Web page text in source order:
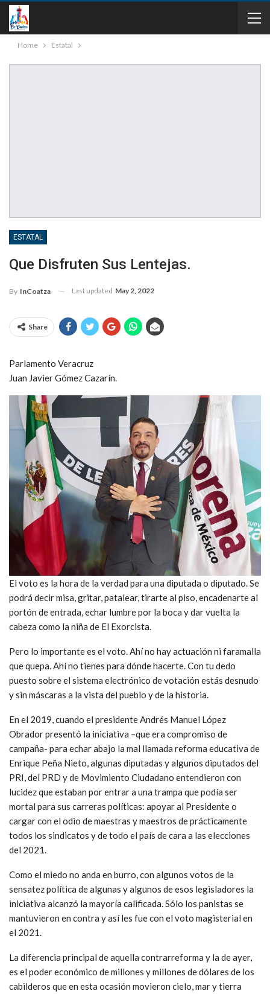
Home Estatal
ESTATAL
Que Disfruten Sus Lentejas.
By InCoatza Last updated May 2, 2022
Share
Parlamento Veracruz
Juan Javier Gómez Cazarín.
El voto es la hora de la verdad para una diputada o diputado. Se
podrá decir misa, gritar, patalear, tirarte al piso, encadenarte al
portón de entrada, echar lumbre por la boca y dar vuelta la
cabeza como la niña de El Exorcista.
Pero lo importante es el voto. Ahí no hay actuación ni faramalla
que quepa. Ahí no tienes para dónde hacerte. Con tu dedo
puesto sobre el sistema electrónico de votación estás desnudo
y sin máscaras a la vista del pueblo y de la historia.
En el 2019, cuando el presidente Andrés Manuel López
Obrador presentó la iniciativa –que era compromiso de
campaña- para echar abajo la mal llamada reforma educativa de
Enrique Peña Nieto, algunas diputadas y algunos diputados del
PRI, del PRD y de Movimiento Ciudadano entendieron con
lucidez que estaban por entrar a una trampa que podía ser
mortal para sus carreras políticas: apoyar al Presidente o
cargar con el odio de maestras y maestros de prácticamente
todos los sindicatos y de todo el país de cara a las elecciones
del 2021.
Como el miedo no anda en burro, con algunos votos de la
sensatez política de algunas y algunos de esos legisladores la
iniciativa alcanzó la mayoría calificada. Sólo los panistas se
mantuvieron en contra y así les fue con el voto magisterial en
el 2021.
La diferencia principal de aquella contrarreforma y la de ayer,
es el poder económico de millones y millones de dólares de los
cabilderos que en esta ocasión movieron cielo, mar y tierra